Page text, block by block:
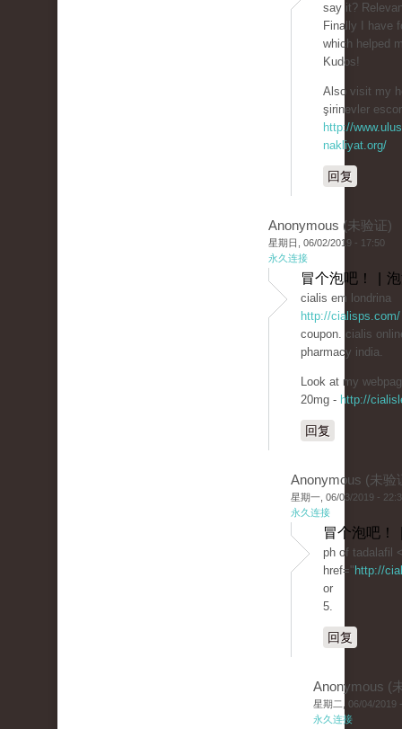
say it?
Finally I have
which helped
Kudos!
Also visit my
şirinevler
http://
nakliyat.org/
回复
Anonymous (未验证)
星期日, 06/02/2019 - 17:50
永久连接
冒个泡吧！ |
cialis em londrina
http://cialisps.com/
coupon. cialis
pharmacy india.
Look at my
20mg - http://
回复
Anonymous (未验
星期一, 06/03/2019 -
永久连接
冒个泡吧！
ph of tadalafil
href=" http://
or
5.
回复
Anonymous (
星期二, 06/04/2019
永久连接